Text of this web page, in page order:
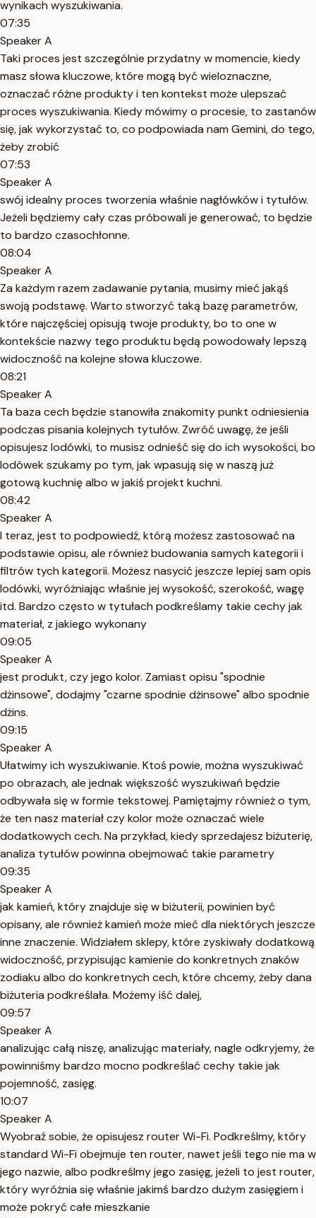
wynikach wyszukiwania.
07:35
Speaker A
Taki proces jest szczególnie przydatny w momencie, kiedy
masz słowa kluczowe, które mogą być wieloznaczne,
oznaczać różne produkty i ten kontekst może ulepszać
proces wyszukiwania. Kiedy mówimy o procesie, to zastanów
się, jak wykorzystać to, co podpowiada nam Gemini, do tego,
żeby zrobić
07:53
Speaker A
swój idealny proces tworzenia właśnie nagłówków i tytułów.
Jeżeli będziemy cały czas próbowali je generować, to będzie
to bardzo czasochłonne.
08:04
Speaker A
Za każdym razem zadawanie pytania, musimy mieć jakąś
swoją podstawę. Warto stworzyć taką bazę parametrów,
które najczęściej opisują twoje produkty, bo to one w
kontekście nazwy tego produktu będą powodowały lepszą
widoczność na kolejne słowa kluczowe.
08:21
Speaker A
Ta baza cech będzie stanowiła znakomity punkt odniesienia
podczas pisania kolejnych tytułów. Zwróć uwagę, że jeśli
opisujesz lodówki, to musisz odnieść się do ich wysokości, bo
lodówek szukamy po tym, jak wpasują się w naszą już
gotową kuchnię albo w jakiś projekt kuchni.
08:42
Speaker A
I teraz, jest to podpowiedź, którą możesz zastosować na
podstawie opisu, ale również budowania samych kategorii i
filtrów tych kategorii. Możesz nasycić jeszcze lepiej sam opis
lodówki, wyróżniając właśnie jej wysokość, szerokość, wagę
itd. Bardzo często w tytułach podkreślamy takie cechy jak
materiał, z jakiego wykonany
09:05
Speaker A
jest produkt, czy jego kolor. Zamiast opisu "spodnie
dżinsowe", dodajmy "czarne spodnie dżinsowe" albo spodnie
dżins.
09:15
Speaker A
Ułatwimy ich wyszukiwanie. Ktoś powie, można wyszukiwać
po obrazach, ale jednak większość wyszukiwań będzie
odbywała się w formie tekstowej. Pamiętajmy również o tym,
że ten nasz materiał czy kolor może oznaczać wiele
dodatkowych cech. Na przykład, kiedy sprzedajesz biżuterię,
analiza tytułów powinna obejmować takie parametry
09:35
Speaker A
jak kamień, który znajduje się w biżuterii, powinien być
opisany, ale również kamień może mieć dla niektórych jeszcze
inne znaczenie. Widziałem sklepy, które zyskiwały dodatkową
widoczność, przypisując kamienie do konkretnych znaków
zodiaku albo do konkretnych cech, które chcemy, żeby dana
biżuteria podkreślała. Możemy iść dalej,
09:57
Speaker A
analizując całą niszę, analizując materiały, nagle odkryjemy, że
powinniśmy bardzo mocno podkreślać cechy takie jak
pojemność, zasięg.
10:07
Speaker A
Wyobraź sobie, że opisujesz router Wi-Fi. Podkreślmy, który
standard Wi-Fi obejmuje ten router, nawet jeśli tego nie ma w
jego nazwie, albo podkreślmy jego zasięg, jeżeli to jest router,
który wyróżnia się właśnie jakimś bardzo dużym zasięgiem i
może pokryć całe mieszkanie